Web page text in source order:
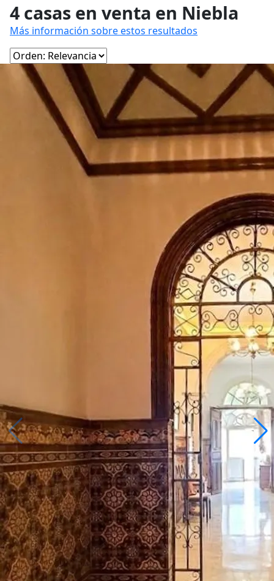
4 casas en venta en Niebla
Más información sobre estos resultados